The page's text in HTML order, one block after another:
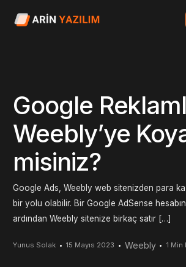
Google
Weebly’ye
misiniz?
Google Ads, Weebly web sitenizden para
bir yolu olabilir. Bir Google AdSense
ardından Weebly sitenize birkaç satır […]
Yunus Solak 15 Mayıs 2023 Weebly 1 Min